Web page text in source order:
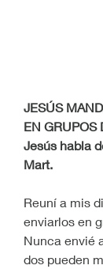
JESÚS
EN GRUPOS
Jesús habla
Mart.
Reuní a mis
enviarlos en
Nunca envié
dos pueden